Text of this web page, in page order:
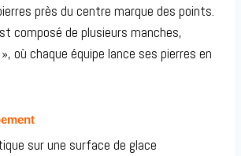
près du centre marque des points.
composé de plusieurs manches,
où chaque équipe lance ses pierres en
sur une surface de glace